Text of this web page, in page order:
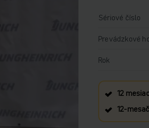
Sériové číslo
Prevádzkové
Rok
12